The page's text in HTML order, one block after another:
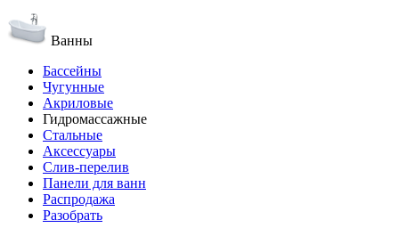
Ванны
Бассейны
Чугунные
Акриловые
Гидромассажные
Стальные
Аксессуары
Слив-перелив
Панели для ванн
Распродажа
Разобрать